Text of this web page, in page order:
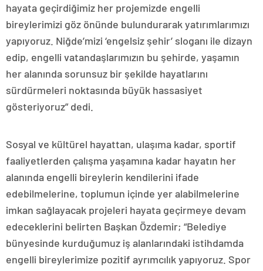
hayata geçirdiğimiz her projemizde engelli
bireylerimizi göz önünde bulundurarak yatırımlarımızı
yapıyoruz. Niğde’mizi ‘engelsiz şehir’ sloganı ile dizayn
edip, engelli vatandaşlarımızın bu şehirde, yaşamın
her alanında sorunsuz bir şekilde hayatlarını
sürdürmeleri noktasında büyük hassasiyet
gösteriyoruz” dedi.
Sosyal ve kültürel hayattan, ulaşıma kadar, sportif
faaliyetlerden çalışma yaşamına kadar hayatın her
alanında engelli bireylerin kendilerini ifade
edebilmelerine, toplumun içinde yer alabilmelerine
imkan sağlayacak projeleri hayata geçirmeye devam
edeceklerini belirten Başkan Özdemir; “Belediye
bünyesinde kurduğumuz iş alanlarındaki istihdamda
engelli bireylerimize pozitif ayrımcılık yapıyoruz. Spor